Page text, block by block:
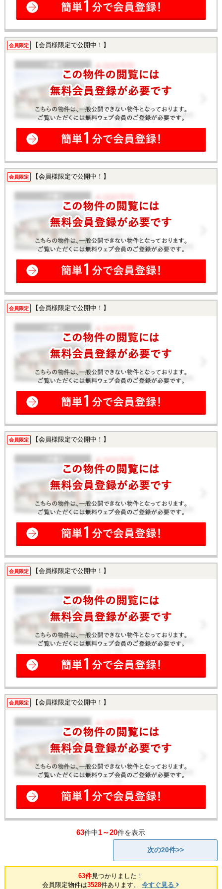
会員限定 【会員様限定で公開中！】
会員限定 【会員様限定で公開中！】
会員限定 【会員様限定で公開中！】
会員限定 【会員様限定で公開中！】
会員限定 【会員様限定で公開中！】
会員限定 【会員様限定で公開中！】
63件中1～20件を表示
次の20件>>
63件見つかりました！
会員限定物件は3528件あります。今すぐ見る